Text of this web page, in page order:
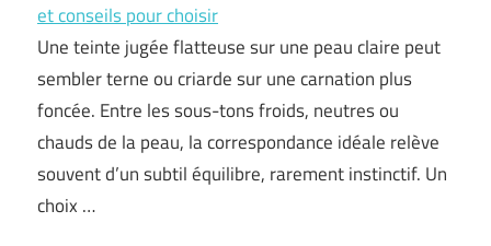
et conseils pour choisir
Une teinte jugée flatteuse sur une peau claire peut
sembler terne ou criarde sur une carnation plus
foncée. Entre les sous-tons froids, neutres ou
chauds de la peau, la correspondance idéale relève
souvent d’un subtil équilibre, rarement instinctif. Un
choix …